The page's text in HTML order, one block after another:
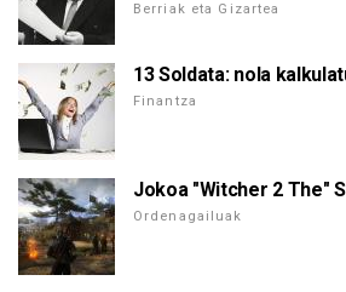
Berriak eta Gizartea
13 Soldata: nola
Finantza
Jokoa "Witcher 2 The"
Ordenagailuak